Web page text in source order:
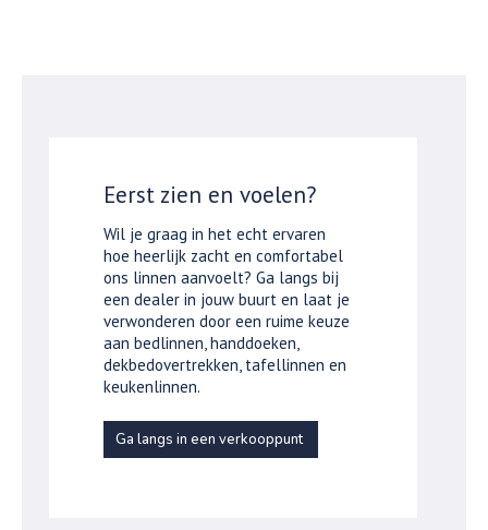
Eerst zien en voelen?
Wil je graag in het echt ervaren
hoe heerlijk zacht en comfortabel
ons linnen aanvoelt? Ga langs bij
een dealer in jouw buurt en laat je
verwonderen door een ruime keuze
aan bedlinnen, handdoeken,
dekbedovertrekken, tafellinnen en
keukenlinnen.
Ga langs in een verkooppunt